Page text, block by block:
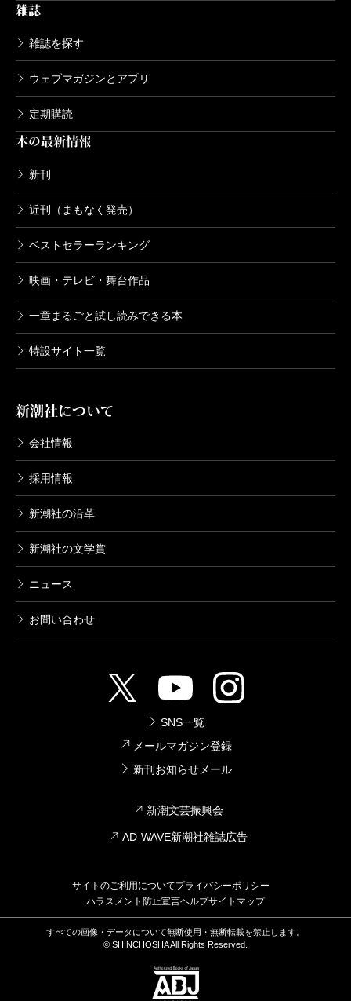
雑誌
雑誌を探す
ウェブマガジンとアプリ
定期購読
本の最新情報
新刊
近刊（まもなく発売）
ベストセラーランキング
映画・テレビ・舞台作品
一章まるごと試し読みできる本
特設サイト一覧
新潮社について
会社情報
採用情報
新潮社の沿革
新潮社の文学賞
ニュース
お問い合わせ
SNS一覧
メールマガジン登録
新刊お知らせメール
新潮文芸振興会
AD-WAVE新潮社雑誌広告
サイトのご利用についてプライバシーポリシー
ハラスメント防止宣言ヘルプサイトマップ
すべての画像・データについて無断使用・無断転載を禁止します。
© SHINCHOSHA All Rights Reserved.